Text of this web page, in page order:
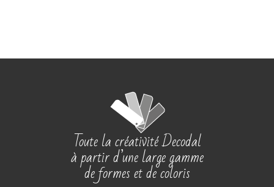
Toute la créativité Decodal
à partir d’une large gamme
de formes et de coloris